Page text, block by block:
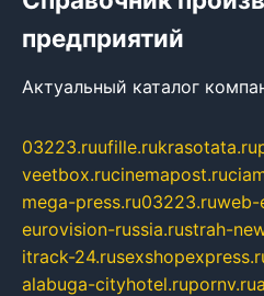
предприятий
Актуальный каталог
03223.ruufille.rukrasotata.ru
veetbox.rucinemapost.ru
mega-press.ru03223.ruweb-
eurovision-russia.rustrah-
itrack-24.ru
alabuga-cityhotel.rupornv.ru